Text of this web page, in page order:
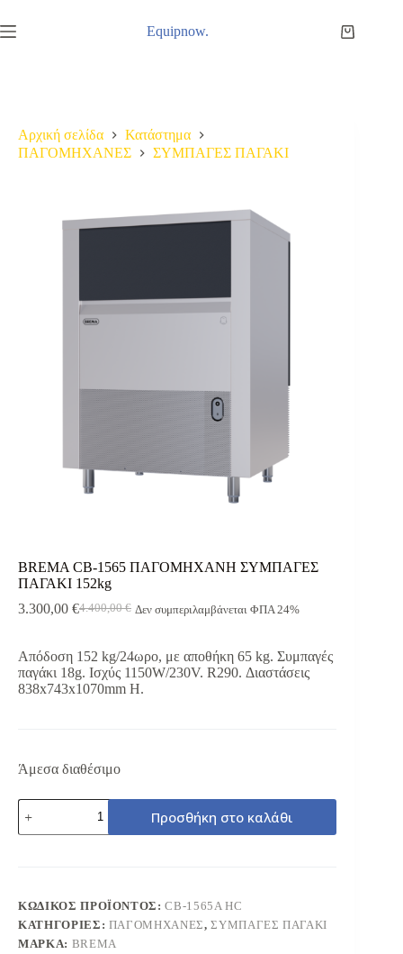
στο
περιεχόμενο
Equipnow.
Καλάθι
Αρχική σελίδα
Κατάστημα
ΠΑΓΟΜΗΧΑΝΕΣ
ΣΥΜΠΑΓΕΣ ΠΑΓΑΚΙ
BREMA CB-1565 ΠΑΓΟΜΗΧΑΝΗ ΣΥΜΠΑΓΕΣ
ΠΑΓΑΚΙ 152kg
4.400,00€
Original
4.400,00 €.
3.300,00 €
Η
είναι:
3.300,00 €.
Δεν συμπεριλαμβάνεται ΦΠΑ 24%
Απόδοση 152 kg/24ωρο, με αποθήκη 65 kg. Συμπαγές
παγάκι 18g. Ισχύς 1150W/230V. R290. Διαστάσεις
838x743x1070mm H.
Άμεσα διαθέσιμο
BREMA
CB-
1565
ποσότητα
Προσθήκη στο καλάθι
ΚΩΔΙΚΌΣ ΠΡΟΪΌΝΤΟΣ:CB-1565A HC
ΚΑΤΗΓΟΡΊΕΣ: ΠΑΓΟΜΗΧΑΝΕΣ,ΣΥΜΠΑΓΕΣ ΠΑΓΑΚΙ
ΜΆΡΚΑ: BREMA